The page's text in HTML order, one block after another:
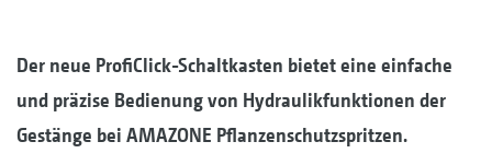
Der neue ProfiClick-Schaltkasten bietet eine einfache
und präzise Bedienung von Hydraulikfunktionen der
Gestänge bei AMAZONE Pflanzenschutzspritzen.